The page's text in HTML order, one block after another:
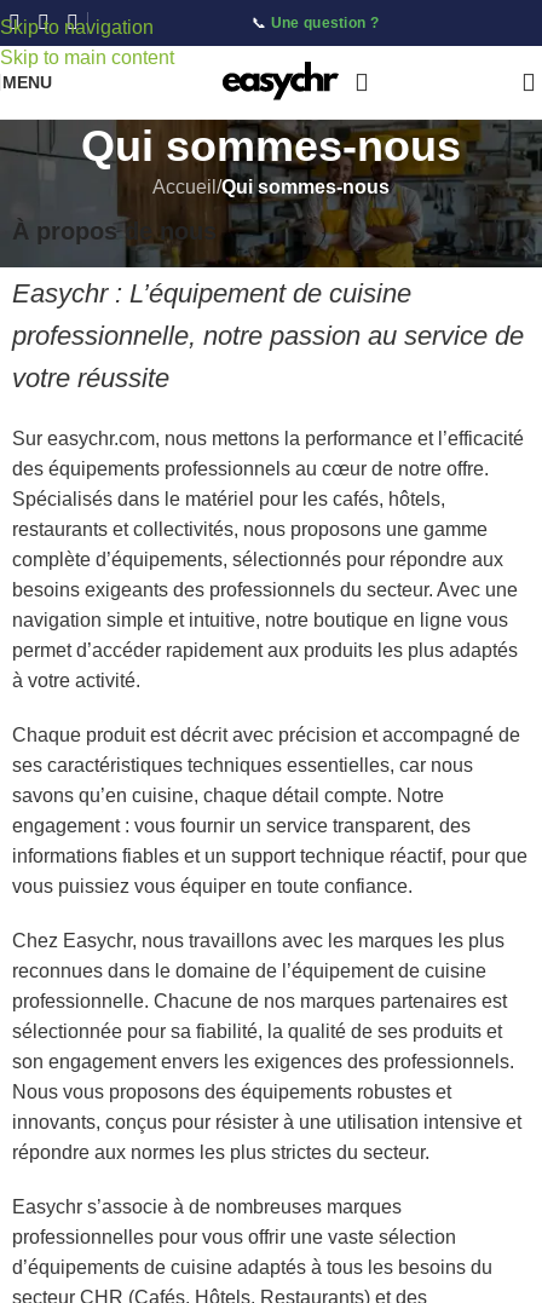
Skip to navigation
Skip to main content
📞 Une question ?
MENU
Qui sommes-nous
Accueil /Qui sommes-nous
À propos de nous
Easychr : L’équipement de cuisine
professionnelle, notre passion au service de
votre réussite
Sur easychr.com, nous mettons la performance et l’efficacité
des équipements professionnels au cœur de notre offre.
Spécialisés dans le matériel pour les cafés, hôtels,
restaurants et collectivités, nous proposons une gamme
complète d’équipements, sélectionnés pour répondre aux
besoins exigeants des professionnels du secteur. Avec une
navigation simple et intuitive, notre boutique en ligne vous
permet d’accéder rapidement aux produits les plus adaptés
à votre activité.
Chaque produit est décrit avec précision et accompagné de
ses caractéristiques techniques essentielles, car nous
savons qu’en cuisine, chaque détail compte. Notre
engagement : vous fournir un service transparent, des
informations fiables et un support technique réactif, pour que
vous puissiez vous équiper en toute confiance.
Chez Easychr, nous travaillons avec les marques les plus
reconnues dans le domaine de l’équipement de cuisine
professionnelle. Chacune de nos marques partenaires est
sélectionnée pour sa fiabilité, la qualité de ses produits et
son engagement envers les exigences des professionnels.
Nous vous proposons des équipements robustes et
innovants, conçus pour résister à une utilisation intensive et
répondre aux normes les plus strictes du secteur.
Easychr s’associe à de nombreuses marques
professionnelles pour vous offrir une vaste sélection
d’équipements de cuisine adaptés à tous les besoins du
secteur CHR (Cafés, Hôtels, Restaurants) et des